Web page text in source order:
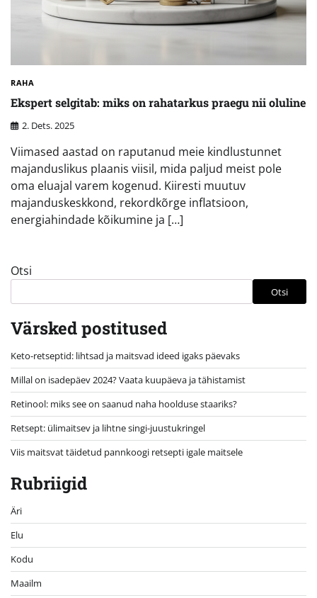
RAHA
Ekspert selgitab: miks on rahatarkus praegu nii oluline
2. Dets. 2025
Viimased aastad on raputanud meie kindlustunnet
majanduslikus plaanis viisil, mida paljud meist pole
oma eluajal varem kogenud. Kiiresti muutuv
majanduskeskkond, rekordkõrge inflatsioon,
energiahindade kõikumine ja […]
Otsi
Otsi
Värsked postitused
Keto-retseptid: lihtsad ja maitsvad ideed igaks päevaks
Millal on isadepäev 2024? Vaata kuupäeva ja tähistamist
Retinool: miks see on saanud naha hoolduse staariks?
Retsept: ülimaitsev ja lihtne singi-juustukringel
Viis maitsvat täidetud pannkoogi retsepti igale maitsele
Rubriigid
Äri
Elu
Kodu
Maailm